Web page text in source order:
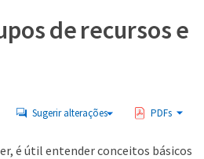
de recursos e
Sugerir alterações PDFs
é útil entender conceitos básicos